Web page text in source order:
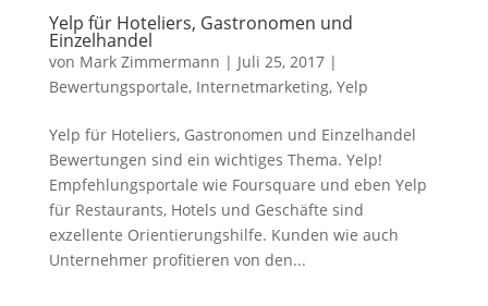
Yelp für Hoteliers, Gastronomen und
Einzelhandel
von Mark Zimmermann | Juli 25, 2017|
Bewertungsportale, Internetmarketing, Yelp
Yelp für Hoteliers, Gastronomen und Einzelhandel
Bewertungen sind ein wichtiges Thema. Yelp!
Empfehlungsportale wie Foursquare und eben Yelp
für Restaurants, Hotels und Geschäfte sind
exzellente Orientierungshilfe. Kunden wie auch
Unternehmer profitieren von den...